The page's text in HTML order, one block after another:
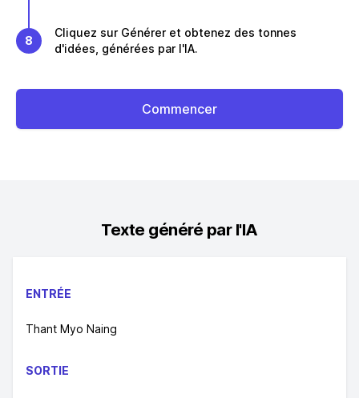
8
Cliquez sur Générer et obtenez des tonnes
d'idées, générées par l'IA.
Commencer
Texte généré par l'IA
ENTRÉE
Thant Myo Naing
SORTIE